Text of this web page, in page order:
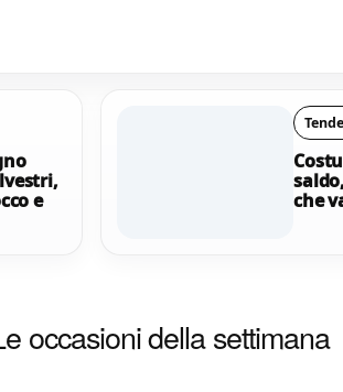
di
e
che
occasioni della settimana